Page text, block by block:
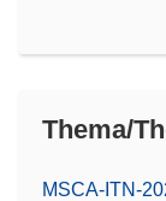
Thema/
MSCA-ITN-